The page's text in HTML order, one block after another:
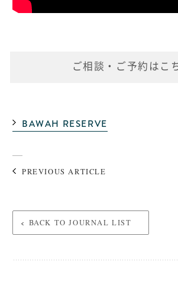
ご相談・ご予約はこ
BAWAH RESERVE
PREVIOUS ARTICLE
BACK TO JOURNAL LIST